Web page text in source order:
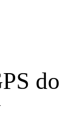
do